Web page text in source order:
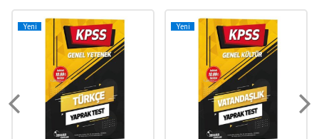
Yeni Yeni